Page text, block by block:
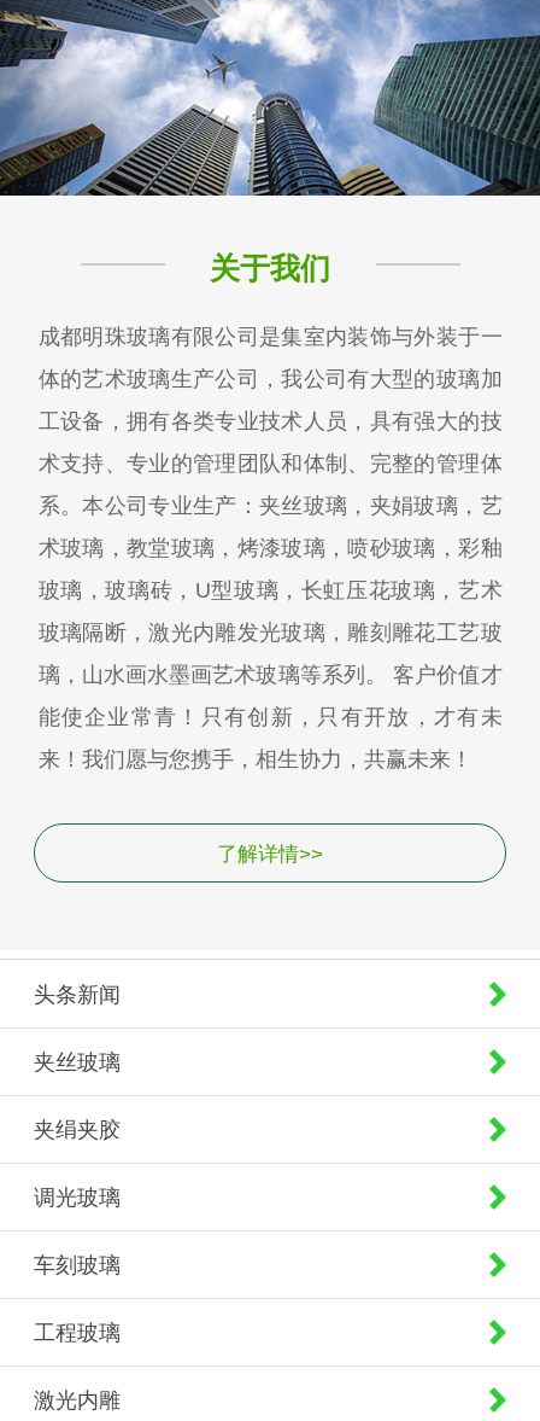
关于我们
成都明珠玻璃有限公司是集室内装饰与外装于一
体的艺术玻璃生产公司，我公司有大型的玻璃加
工设备，拥有各类专业技术人员，具有强大的技
术支持、专业的管理团队和体制、完整的管理体
系。本公司专业生产：夹丝玻璃，夹娟玻璃，艺
术玻璃，教堂玻璃，烤漆玻璃，喷砂玻璃，彩釉
玻璃，玻璃砖，U型玻璃，长虹压花玻璃，艺术
玻璃隔断，激光内雕发光玻璃，雕刻雕花工艺玻
璃，山水画水墨画艺术玻璃等系列。 客户价值才
能使企业常青！只有创新，只有开放，才有未
来！我们愿与您携手，相生协力，共赢未来！
了解详情>>
头条新闻
夹丝玻璃
夹绢夹胶
调光玻璃
车刻玻璃
工程玻璃
激光内雕